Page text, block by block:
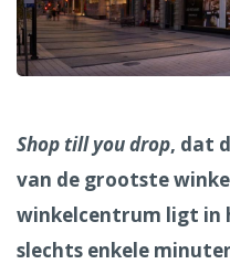
Dresden
Ålesund
Shop till you drop, dat
van de grootste
winkelcentrum ligt in
slechts enkele